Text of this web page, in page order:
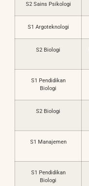
S2 Sains Psikologi
S1 Argoteknologi
S2 Biologi
S1 Pendidikan
Biologi
S2 Biologi
S1 Manajemen
S1 Pendidikan
Biologi